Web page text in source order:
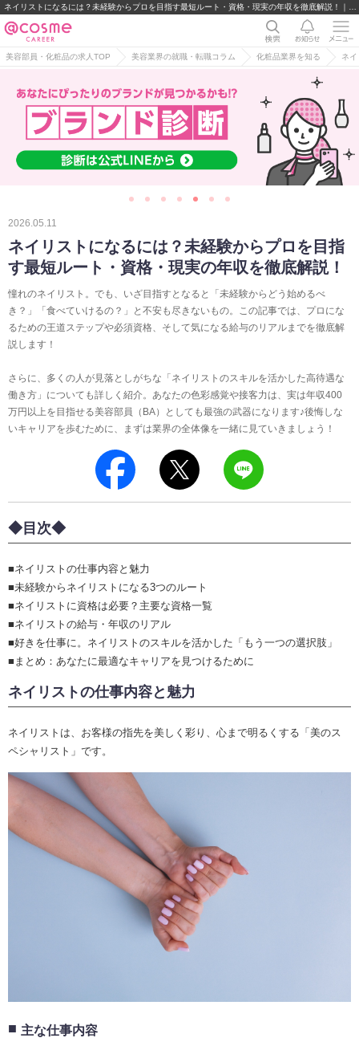
美容部員・化粧品の求人TOP 美容業界の就職・転職コラム 化粧品業界を知る ネ
2026.05.11
ネイリストになるには？未経験からプロを目指
す最短ルート・資格・現実の年収を徹底解説！
憧れのネイリスト。でも、いざ目指すとなると「未経験からどう始めるべ
き？」「食べていけるの？」と不安も尽きないもの。この記事では、プロにな
るための王道ステップや必須資格、そして気になる給与のリアルまでを徹底解
説します！
さらに、多くの人が見落としがちな「ネイリストのスキルを活かした高待遇な
働き方」についても詳しく紹介。あなたの色彩感覚や接客力は、実は年収400
万円以上を目指せる美容部員（BA）としても最強の武器になります♪後悔しな
いキャリアを歩むために、まずは業界の全体像を一緒に見ていきましょう！
◆目次◆
■ネイリストの仕事内容と魅力
■未経験からネイリストになる3つのルート
■ネイリストに資格は必要？主要な資格一覧
■ネイリストの給与・年収のリアル
■好きを仕事に。ネイリストのスキルを活かした「もう一つの選択肢」
■まとめ：あなたに最適なキャリアを見つけるために
ネイリストの仕事内容と魅力
ネイリストは、お客様の指先を美しく彩り、心まで明るくする「美のス
ペシャリスト」です。
主な仕事内容